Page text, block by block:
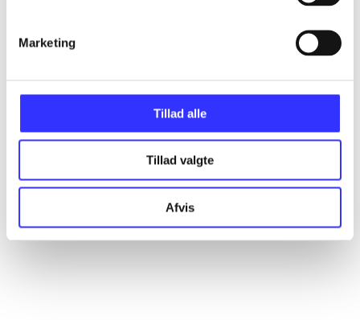
Marketing
Tillad alle
Tillad valgte
Afvis
Artikler